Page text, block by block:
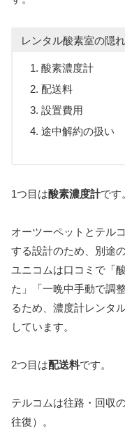
レンタル酸素室の隠
酸素濃度計
配送料
設置費用
途中解約の扱い
1つ目は酸素濃度計です
オーツーペットとテル
する設計のため、別途
ユニコムは口コミで「
た」「一晩中手動で調
るため、濃度計レンタ
しています。
2つ目は配送料です。
テルコムは往路・回収
往復）。